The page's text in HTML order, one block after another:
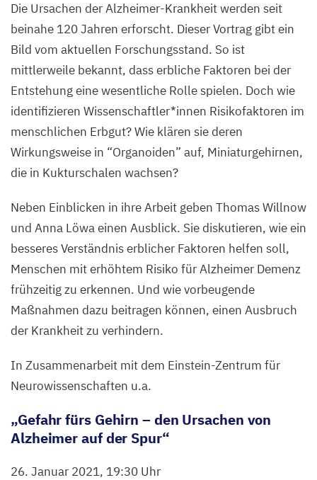
Die Ursachen der Alzheimer-Krankheit werden seit
beinahe 120Jahren erforscht. Dieser Vortrag gibt ein
Bild vom aktuellen Forschungsstand. So ist
mittlerweile bekannt, dass erbliche Faktoren bei der
Entstehung eine wesentliche Rolle spielen. Doch wie
identifizieren Wissenschaftler*innen Risikofaktoren im
menschlichen Erbgut? Wie klären sie deren
Wirkungsweise in “Organoiden” auf, Miniaturgehirnen,
die in Kukturschalen wachsen?
Neben Einblicken in ihre Arbeit geben Thomas Willnow
und Anna Löwa einen Ausblick. Sie diskutieren, wie ein
besseres Verständnis erblicher Faktoren helfen soll,
Menschen mit erhöhtem Risiko für Alzheimer Demenz
frühzeitig zu erkennen. Und wie vorbeugende
Maßnahmen dazu beitragen können, einen Ausbruch
der Krankheit zu verhindern.
In Zusammenarbeit mit dem Einstein-Zentrum für
Neurowissenschaften u.a.
„Gefahr fürs Gehirn – den Ursachen von
Alzheimer auf der Spur“
26. Januar 2021, 19:30 Uhr